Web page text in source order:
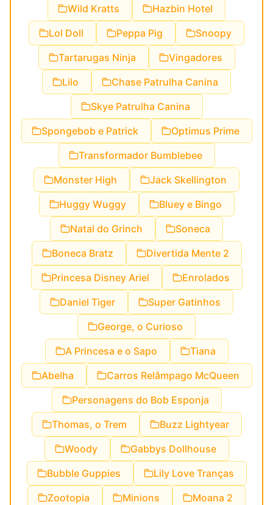
Wild Kratts
Hazbin Hotel
Lol Doll
Peppa Pig
Snoopy
Tartarugas Ninja
Vingadores
Lilo
Chase Patrulha Canina
Skye Patrulha Canina
Spongebob e Patrick
Optimus Prime
Transformador Bumblebee
Monster High
Jack Skellington
Huggy Wuggy
Bluey e Bingo
Natal do Grinch
Soneca
Boneca Bratz
Divertida Mente 2
Princesa Disney Ariel
Enrolados
Daniel Tiger
Super Gatinhos
George, o Curioso
A Princesa e o Sapo
Tiana
Abelha
Carros Relâmpago McQueen
Personagens do Bob Esponja
Thomas, o Trem
Buzz Lightyear
Woody
Gabbys Dollhouse
Bubble Guppies
Lily Love Tranças
Zootopia
Minions Moana 2